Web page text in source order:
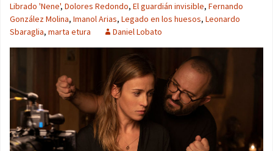
Librado 'Nene', Dolores Redondo, El guardián invisible, Fernando
González Molina, Imanol Arias, Legado en los huesos, Leonardo
Sbaraglia, marta etura Daniel Lobato